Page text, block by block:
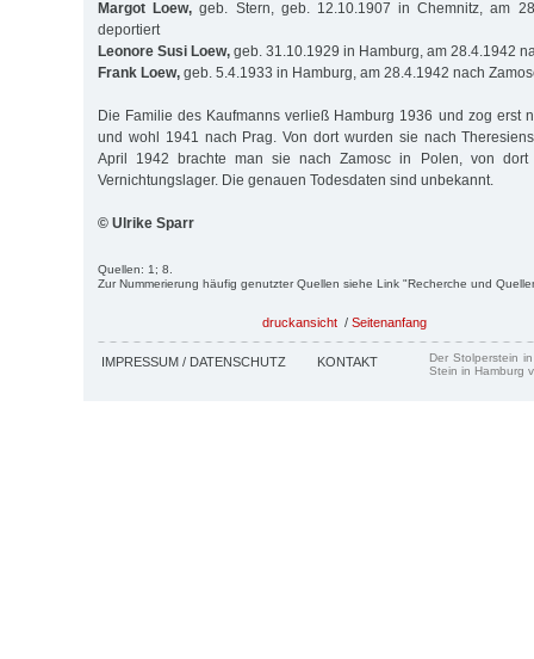
Margot Loew, geb. Stern, geb. 12.10.1907 in Chemnitz, am
deportiert
Leonore Susi Loew, geb. 31.10.1929 in Hamburg, am 28.4.1942
Frank Loew, geb. 5.4.1933 in Hamburg, am 28.4.1942 nach
Die Familie des Kaufmanns verließ Hamburg 1936 und zog erst
und wohl 1941 nach Prag. Von dort wurden sie nach
April 1942 brachte man sie nach Zamosc in Polen, von
Vernichtungslager. Die genauen Todesdaten sind unbekannt.
© Ulrike Sparr
Quellen: 1; 8.
Zur Nummerierung häufig genutzter Quellen siehe Link "Recherche und
druckansicht / Seitenanfang
IMPRESSUM / DATENSCHUTZ KONTAKT
Der Stolperstein
Stein in Hamburg